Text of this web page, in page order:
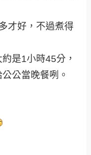
才好，不過煮得
是1小時45分，
公當晚餐咧。